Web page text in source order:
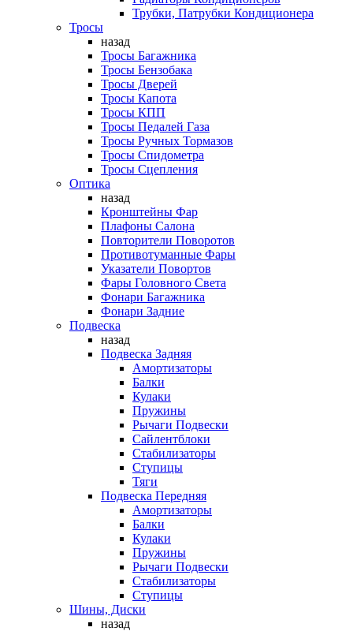
Трубки, Патрубки Кондиционера
Тросы
назад
Тросы Багажника
Тросы Бензобака
Тросы Дверей
Тросы Капота
Тросы КПП
Тросы Педалей Газа
Тросы Ручных Тормазов
Тросы Спидометра
Тросы Сцепления
Оптика
назад
Кронштейны Фар
Плафоны Салона
Повторители Поворотов
Противотуманные Фары
Указатели Повортов
Фары Головного Света
Фонари Багажника
Фонари Задние
Подвеска
назад
Подвеска Задняя
Амортизаторы
Балки
Кулаки
Пружины
Рычаги Подвески
Сайлентблоки
Стабилизаторы
Ступицы
Тяги
Подвеска Передняя
Амортизаторы
Балки
Кулаки
Пружины
Рычаги Подвески
Стабилизаторы
Ступицы
Шины, Диски
назад